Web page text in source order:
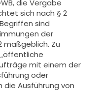
die Vergabe
sich nach § 2
sind
der
maßgeblich. Zu
mit einem der
oder
die Ausführung von